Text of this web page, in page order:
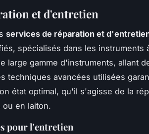
et d'entretien
services de réparation et
spécialisés dans les instruments
large gamme d'instruments, allant
techniques avancées utilisées
état optimal, qu'il s'agisse de la
en laiton.
pour l'entretien